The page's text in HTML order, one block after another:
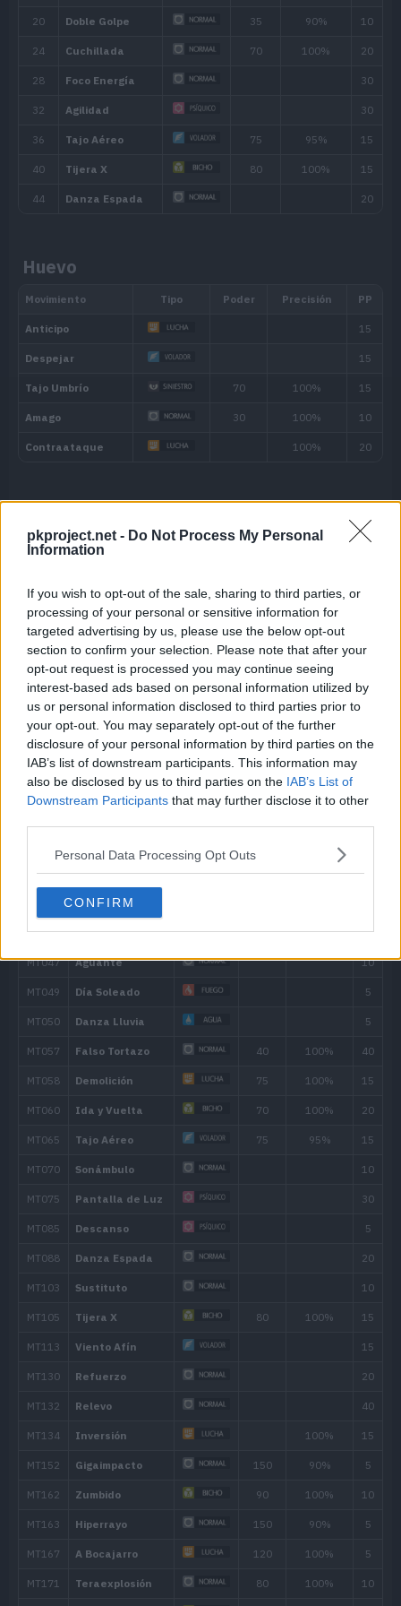
pkproject.net - Do Not Process My Personal
Information
If you wish to opt-out of the sale, sharing to third parties, or
processing of your personal or sensitive information for
targeted advertising by us, please use the below opt-out
section to confirm your selection. Please note that after your
opt-out request is processed you may continue seeing
interest-based ads based on personal information utilized by
us or personal information disclosed to third parties prior to
your opt-out. You may separately opt-out of the further
disclosure of your personal information by third parties on the
IAB’s list of downstream participants. This information may
also be disclosed by us to third parties on the IAB’s List of
Downstream Participants that may further disclose it to other
Personal Data Processing Opt Outs
CONFIRM
Mañana, Día, Atardecer,
Noche
Biomas [Info] Área [Info]
Bosque (5% )
Ratio: 60%
Enjambre
Potencia sus movimientos de tipo
Experto Aumenta la potencia de sus
Impasible
Habilidad oculta
Cada vez que se amedrenta,
a su voluntad inquebrantable.
Nivel Movimiento Tipo Poder
Ataque Rápido
--- Malicioso
8 Falso Tortazo 40
12 Ataque Ala 60
16 Doble Equipo
20 Doble Golpe 35
28 Foco Energía
36 Tajo Aéreo 75
40 Tijera X 80
44 Danza Espada
Huevo